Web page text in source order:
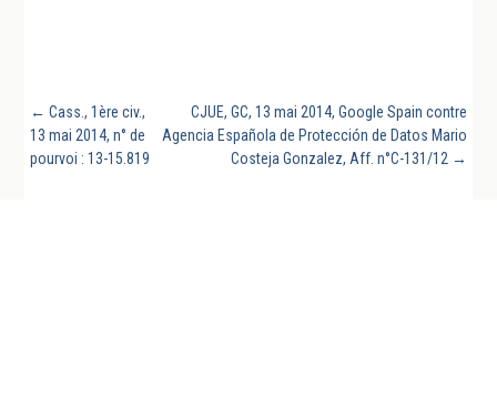
← Cass., 1ère civ.,
13 mai 2014, n° de
pourvoi : 13-15.819
CJUE, GC, 13 mai 2014, Google Spain contre
Agencia Española de Protección de Datos Mario
Costeja Gonzalez, Aff. n°C-131/12 →